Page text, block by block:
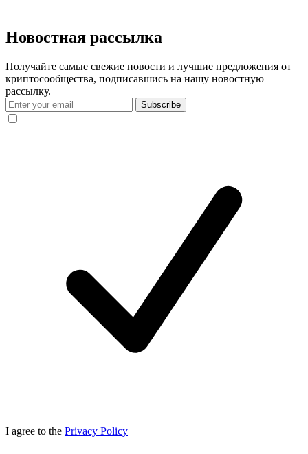
Новостная рассылка
Получайте самые свежие новости и лучшие предложения от
криптосообщества, подписавшись на нашу новостную
рассылку.
Subscribe
I agree to the Privacy Policy